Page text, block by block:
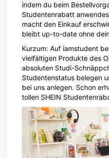
indem du beim
Studentenrabatt
macht den Einkauf
bleibt up-to-date ohne
Kurzum: Auf iamstudent
vielfältigen Produkte des
absoluten Studi-
Studentenstatus belegen
bei uns anlegen. Schon
tollen SHEIN